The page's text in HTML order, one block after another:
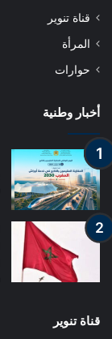
قناة تنوير
المرأة
حوارات
أخبار وطنية
قناة تنوير